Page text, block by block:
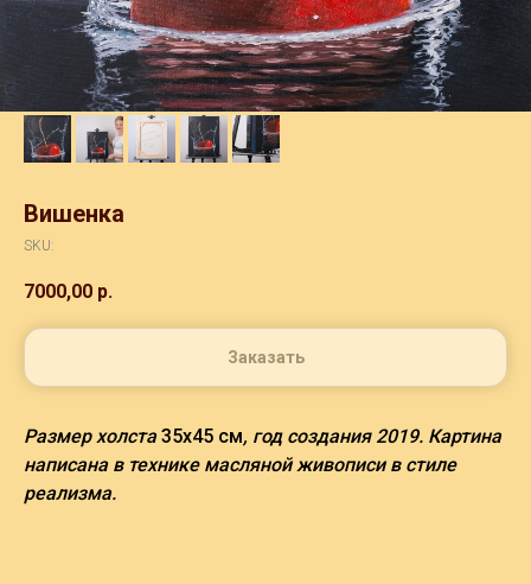
Вишенка
SKU:
7000,00 р.
Заказать
Размер холста35х45 см, год создания 2019. Картина
написана в технике масляной живописи в стиле
реализма.